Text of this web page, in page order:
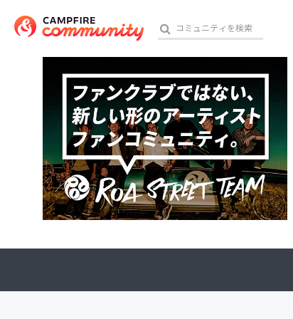
アート・写真
テクノロジー・ガジェット
チャレンジ